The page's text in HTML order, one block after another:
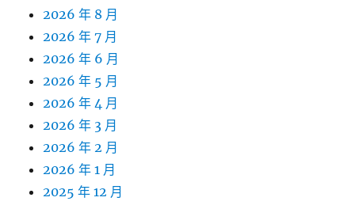
2026 年 8 月
2026 年 7 月
2026 年 6 月
2026 年 5 月
2026 年 4 月
2026 年 3 月
2026 年 2 月
2026 年 1 月
2025 年 12 月